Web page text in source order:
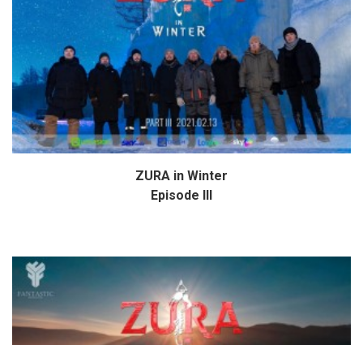
ZURA in Winter
Episode III